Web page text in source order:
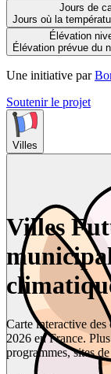
Jours de
Jours où la
Élévation
Élévation prévue du
Une initiative par
Soutenir le projet
Villes
Villes
Carte interactive des
2026 en France.
programmes, sites